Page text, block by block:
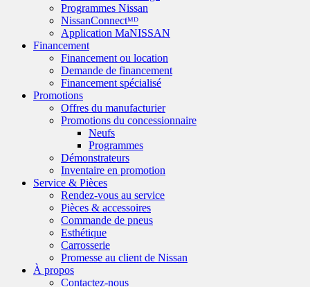
Programmes Nissan
NissanConnectᴹᴰ
Application MaNISSAN
Financement
Financement ou location
Demande de financement
Financement spécialisé
Promotions
Offres du manufacturier
Promotions du concessionnaire
Neufs
Programmes
Démonstrateurs
Inventaire en promotion
Service & Pièces
Rendez-vous au service
Pièces & accessoires
Commande de pneus
Esthétique
Carrosserie
Promesse au client de Nissan
À propos
Contactez-nous